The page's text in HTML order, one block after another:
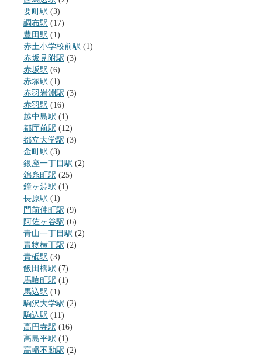
要町駅 (3)
調布駅 (17)
豊田駅 (1)
赤土小学校前駅 (1)
赤坂見附駅 (3)
赤坂駅 (6)
赤塚駅 (1)
赤羽岩淵駅 (3)
赤羽駅 (16)
越中島駅 (1)
都庁前駅 (12)
都立大学駅 (3)
金町駅 (3)
銀座一丁目駅 (2)
錦糸町駅 (25)
鐘ヶ淵駅 (1)
長原駅 (1)
門前仲町駅 (9)
阿佐ヶ谷駅 (6)
青山一丁目駅 (2)
青物横丁駅 (2)
青砥駅 (3)
飯田橋駅 (7)
馬喰町駅 (1)
馬込駅 (1)
駒沢大学駅 (2)
駒込駅 (11)
高円寺駅 (16)
高島平駅 (1)
高幡不動駅 (2)